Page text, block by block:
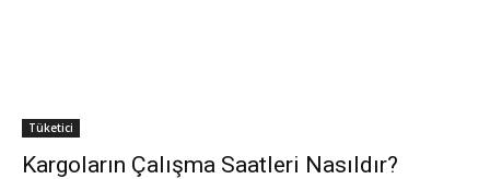
Tüketici
Kargoların Çalışma Saatleri Nasıldır?